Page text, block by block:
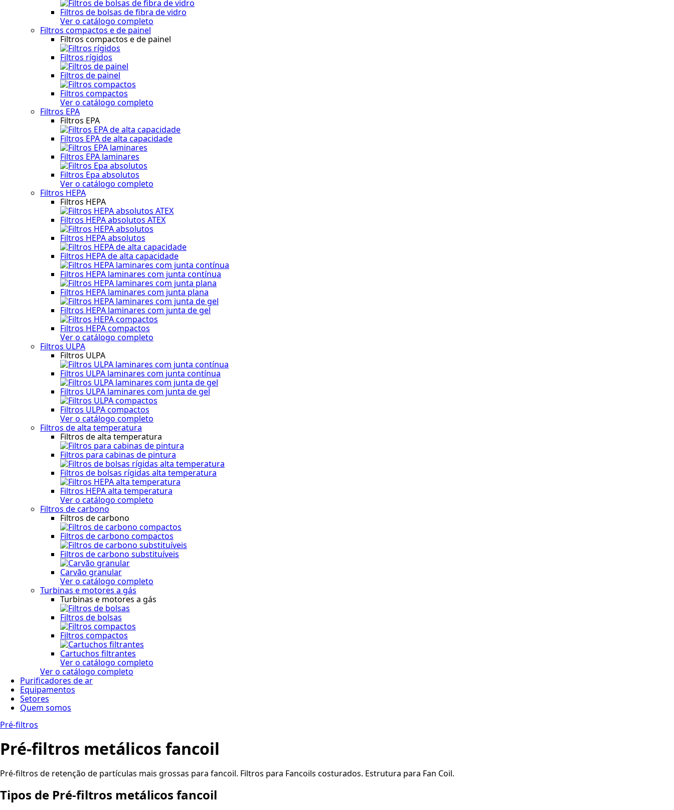
Filtros de bolsas de fibra de vidro
Ver o catálogo completo
Filtros compactos e de painel
Filtros compactos e de painel
Filtros rígidos
Filtros de painel
Filtros compactos
Ver o catálogo completo
Filtros EPA
Filtros EPA
Filtros EPA de alta capacidade
Filtros EPA laminares
Filtros Epa absolutos
Ver o catálogo completo
Filtros HEPA
Filtros HEPA
Filtros HEPA absolutos ATEX
Filtros HEPA absolutos
Filtros HEPA de alta capacidade
Filtros HEPA laminares com junta contínua
Filtros HEPA laminares com junta plana
Filtros HEPA laminares com junta de gel
Filtros HEPA compactos
Ver o catálogo completo
Filtros ULPA
Filtros ULPA
Filtros ULPA laminares com junta contínua
Filtros ULPA laminares com junta de gel
Filtros ULPA compactos
Ver o catálogo completo
Filtros de alta temperatura
Filtros de alta temperatura
Filtros para cabinas de pintura
Filtros de bolsas rígidas alta temperatura
Filtros HEPA alta temperatura
Ver o catálogo completo
Filtros de carbono
Filtros de carbono
Filtros de carbono compactos
Filtros de carbono substituíveis
Carvão granular
Ver o catálogo completo
Turbinas e motores a gás
Turbinas e motores a gás
Filtros de bolsas
Filtros compactos
Cartuchos filtrantes
Ver o catálogo completo
Ver o catálogo completo
Purificadores de ar
Equipamentos
Setores
Quem somos
Pré-filtros
Pré-filtros metálicos fancoil
Pré-filtros de retenção de partículas mais grossas para fancoil. Filtros para Fancoils costurados. Estrutura para Fan Coil.
Tipos de Pré-filtros metálicos fancoil